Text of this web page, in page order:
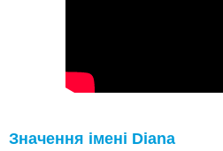
Значення імені Diana